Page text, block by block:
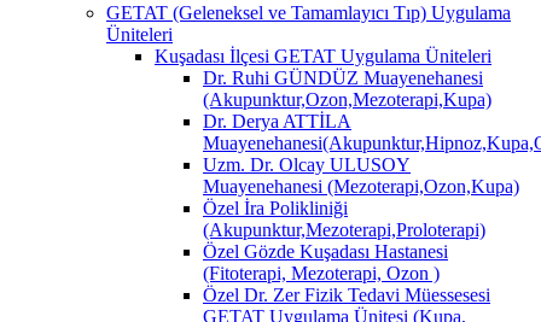
GETAT (Geleneksel ve Tamamlayıcı Tıp) Uygulama
Üniteleri
Kuşadası İlçesi GETAT Uygulama Üniteleri
Dr. Ruhi GÜNDÜZ Muayenehanesi
(Akupunktur,Ozon,Mezoterapi,Kupa)
Dr. Derya ATTİLA
Uzm. Dr. Olcay ULUSOY
Muayenehanesi (Mezoterapi,Ozon,Kupa)
Özel İra Polikliniği
(Akupunktur,Mezoterapi,Proloterapi)
Özel Gözde Kuşadası Hastanesi
(Fitoterapi, Mezoterapi, Ozon )
Özel Dr. Zer Fizik Tedavi Müessesesi
GETAT Uygulama Ünitesi (Kupa,